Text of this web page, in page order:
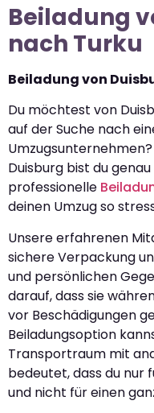
Beiladung
nach Turku
Beiladung von
Du möchtest von
auf der Suche nach
Duisburg bist du
professionelle
deinen Umzug so
Unsere erfahrenen
sichere Verpackung
und persönlichen
darauf, dass sie
vor Beschädigungen
Beiladungsoption
Transportraum mit
bedeutet, dass du nur
und nicht für einen